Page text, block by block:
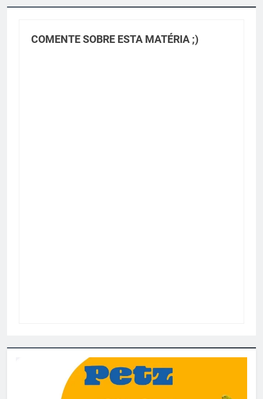
COMENTE SOBRE ESTA MATÉRIA ;)